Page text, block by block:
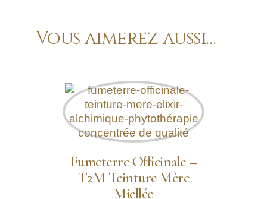
Vous aimerez aussi…
Fumeterre Officinale –
T2M Teinture Mère
Miellée